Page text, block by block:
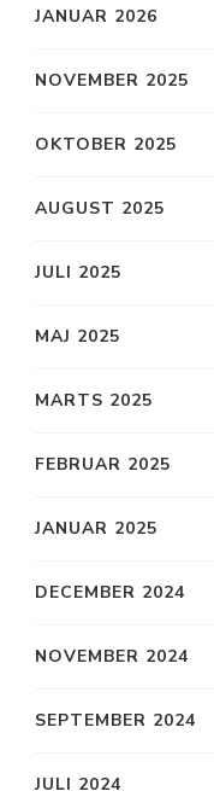
JANUAR 2026
NOVEMBER 2025
OKTOBER 2025
AUGUST 2025
JULI 2025
MAJ 2025
MARTS 2025
FEBRUAR 2025
JANUAR 2025
DECEMBER 2024
NOVEMBER 2024
SEPTEMBER 2024
JULI 2024